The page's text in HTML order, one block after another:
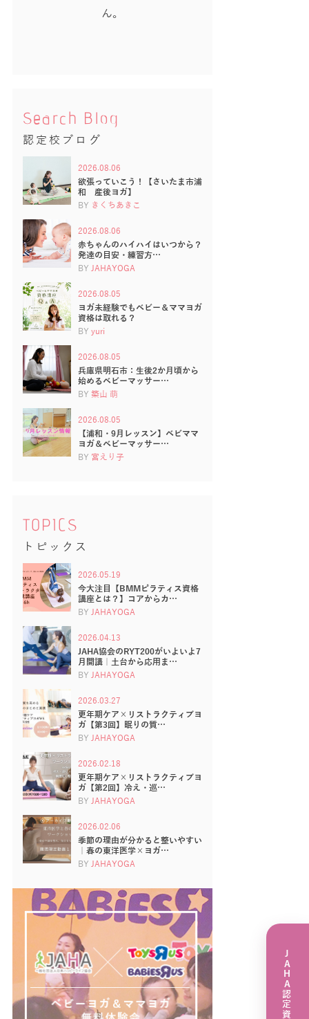
ん。
Search Blog
認定校ブログ
2026.08.06
欲張っていこう！【さいたま市浦
和 産後ヨガ】
BY きくちあきこ
2026.08.06
赤ちゃんのハイハイはいつから？
発達の目安・練習方…
BY JAHAYOGA
2026.08.05
ヨガ未経験でもベビー＆ママヨガ
資格は取れる？
BY yuri
2026.08.05
兵庫県明石市：生後2か月頃から
始めるベビーマッサー…
BY 築山 萌
2026.08.05
【浦和・9月レッスン】ベビママ
ヨガ＆ベビーマッサー…
BY 宮えり子
TOPICS
トピックス
2026.05.19
今大注目【BMMピラティス資格
講座とは？】コアからカ…
BY JAHAYOGA
2026.04.13
JAHA協会のRYT200がいよいよ7
月開講｜土台から応用ま…
BY JAHAYOGA
2026.03.27
更年期ケア×リストラクティブヨ
ガ【第3回】眠りの質…
BY JAHAYOGA
2026.02.18
更年期ケア×リストラクティブヨ
ガ【第2回】冷え・巡…
BY JAHAYOGA
2026.02.06
季節の理由が分かると整いやすい
｜春の東洋医学×ヨガ…
BY JAHAYOGA